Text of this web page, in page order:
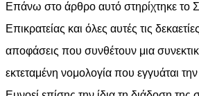
Επάνω στο άρθρο αυτό στηρίχτηκε το
Επικρατείας και όλες αυτές τις
αποφάσεις που συνθέτουν μια
εκτεταμένη νομολογία που εγγυάται